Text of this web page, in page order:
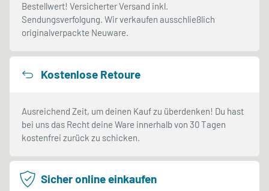
Bestellwert! Versicherter Versand inkl.
Sendungsverfolgung. Wir verkaufen ausschließlich
originalverpackte Neuware.
Kostenlose Retoure
Ausreichend Zeit, um deinen Kauf zu überdenken! Du hast
bei uns das Recht deine Ware innerhalb von 30 Tagen
kostenfrei zurück zu schicken.
Sicher online einkaufen